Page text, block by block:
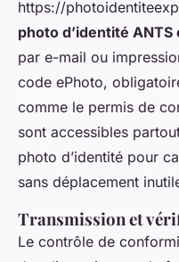
https://
photo d’identité
par e-mail ou
code ePhoto,
comme le permis de
sont accessibles
photo d’identité pour
sans déplacement
Transmission et
Le contrôle de